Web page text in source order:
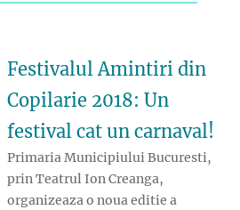
Festivalul Amintiri din
Copilarie 2018: Un
festival cat un carnaval!
Primaria Municipiului Bucuresti,
prin Teatrul Ion Creanga,
organizeaza o noua editie a